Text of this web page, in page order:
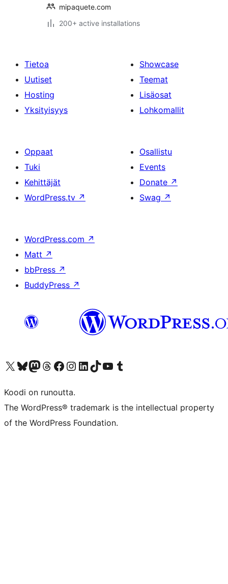
mipaquete.com
200+ active installations
Tietoa
Uutiset
Hosting
Yksityisyys
Showcase
Teemat
Lisäosat
Lohkomallit
Oppaat
Tuki
Kehittäjät
WordPress.tv ↗
Osallistu
Events
Donate ↗
Swag ↗
WordPress.com ↗
Matt ↗
bbPress ↗
BuddyPress ↗
Visit our X (formerly Twitter) account
Visit our Bluesky account
Visit our Mastodon account
Visit our Threads account
Visit our Facebook page
Visit our Instagram account
Visit our LinkedIn account
Visit our TikTok account
Näytä YouTube-kanava
Visit our Tumblr account
Koodi on runoutta.
The WordPress® trademark is the intellectual property
of the WordPress Foundation.